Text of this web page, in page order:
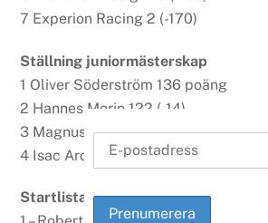
7 Experion Racing 2 (-170)
Ställning juniormästerskap
1 Oliver Söderström 136 poäng
2 Hannes Morin 122 (-14)
3 Magnus Gustavsen 75 (-61)
4 Isac Aronsson 10 (-126)
Startlista STCC TCR Scandinavia –